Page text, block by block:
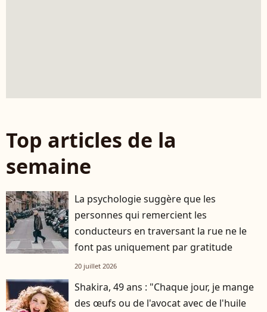
Top articles de la
semaine
La psychologie suggère que les
personnes qui remercient les
conducteurs en traversant la rue ne le
font pas uniquement par gratitude
20 juillet 2026
Shakira, 49 ans : "Chaque jour, je mange
des œufs ou de l'avocat avec de l'huile